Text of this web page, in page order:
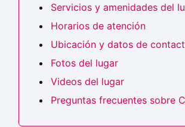
Servicios y amenidades del
Horarios de atención
Ubicación y datos de
Fotos del lugar
Videos del lugar
Preguntas frecuentes sobre